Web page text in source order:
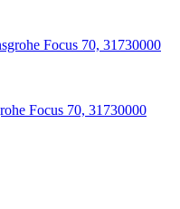
Focus 70, 31730000